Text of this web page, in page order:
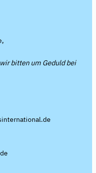
bitten um Geduld bei